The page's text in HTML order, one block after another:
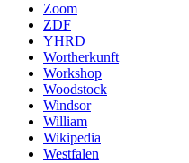
Zoom
ZDF
YHRD
Wortherkunft
Workshop
Woodstock
Windsor
William
Wikipedia
Westfalen